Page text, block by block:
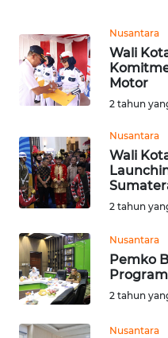
Nusantara
Wali
Motor
2 tahun
Nusantara
Wali
2 tahun
Nusantara
Pemko
2 tahun
Nusantara
WN
PAKPAK
WN
WN
BEKASI
BOGOR
WN
DEPOK